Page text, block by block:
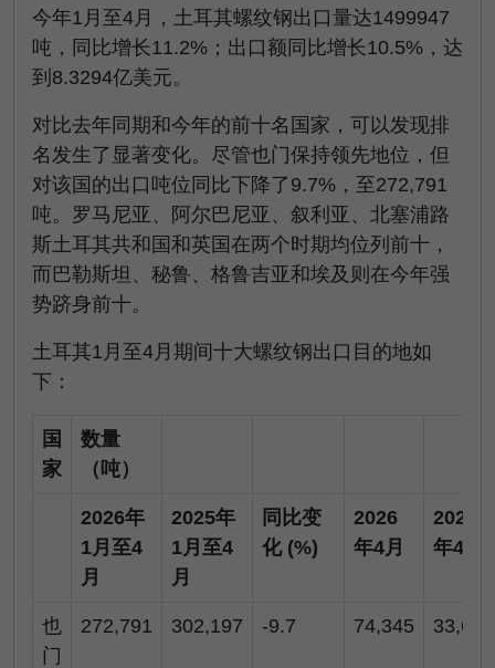
今年1月至4月，土耳其螺纹钢出口量达1499947
吨，同比增长11.2%；出口额同比增长10.5%，达
到8.3294亿美元。
对比去年同期和今年的前十名国家，可以发现排
名发生了显著变化。尽管也门保持领先地位，但
对该国的出口吨位同比下降了9.7%，至272,791
吨。罗马尼亚、阿尔巴尼亚、叙利亚、北塞浦路
斯土耳其共和国和英国在两个时期均位列前十，
而巴勒斯坦、秘鲁、格鲁吉亚和埃及则在今年强
势跻身前十。
土耳其1月至4月期间十大螺纹钢出口目的地如
下：
国
家
数量
（吨）
2026年
1月至4
月
2025年
1月至4
月
同比变
化 (%)
2026
年4月
2025
年4月
也
门
272,791 302,197 -9.7 74,345 33,695